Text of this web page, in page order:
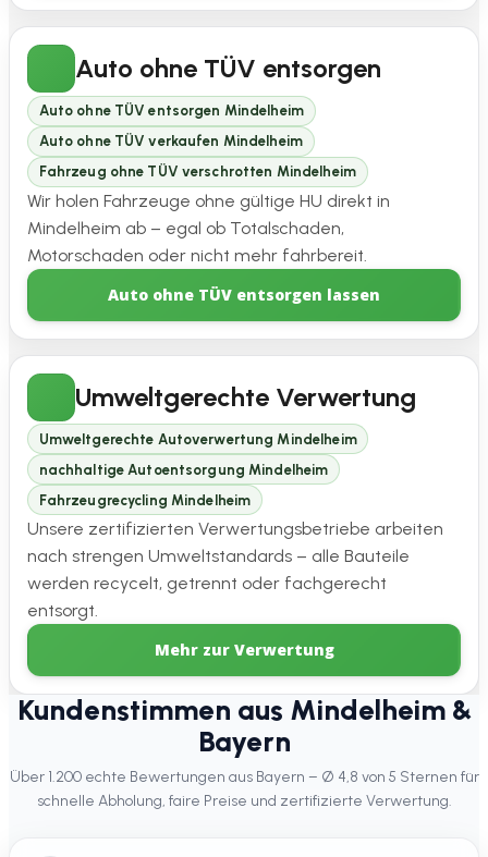
Auto ohne TÜV entsorgen
Auto ohne TÜV entsorgen Mindelheim
Auto ohne TÜV verkaufen Mindelheim
Fahrzeug ohne TÜV verschrotten Mindelheim
Wir holen Fahrzeuge ohne gültige HU direkt in
Mindelheim ab – egal ob Totalschaden,
Motorschaden oder nicht mehr fahrbereit.
Auto ohne TÜV entsorgen lassen
Umweltgerechte Verwertung
Umweltgerechte Autoverwertung Mindelheim
nachhaltige Autoentsorgung Mindelheim
Fahrzeugrecycling Mindelheim
Unsere zertifizierten Verwertungsbetriebe arbeiten
nach strengen Umweltstandards – alle Bauteile
werden recycelt, getrennt oder fachgerecht
entsorgt.
Mehr zur Verwertung
Kundenstimmen aus Mindelheim &
Bayern
Über 1.200 echte Bewertungen aus Bayern – Ø 4,8 von 5 Sternen für
schnelle Abholung, faire Preise und zertifizierte Verwertung.